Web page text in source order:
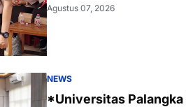
Agustus 07, 2026
NEWS
*Universitas Palangka